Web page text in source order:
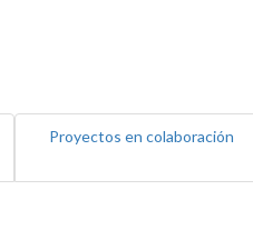
Proyectos en colaboración